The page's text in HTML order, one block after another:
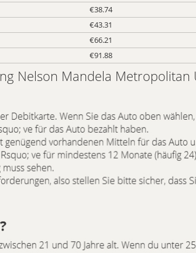
€38.74
€43.31
€66.21
€91.88
Nelson Mandela Metropolitan